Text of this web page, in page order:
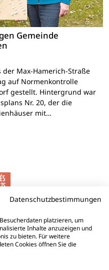
Gemeinde
Max-Hamerich-Straße
auf Normenkontrolle
gestellt. Hintergrund war
Nr. 20, der die
mit…
Datenschutzbestimmungen
platzieren, um
Inhalte anzuzeigen und
zu bieten. Für weitere
Cookies öffnen Sie die